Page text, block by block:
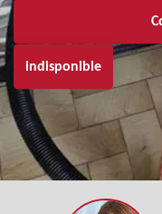
indisponible